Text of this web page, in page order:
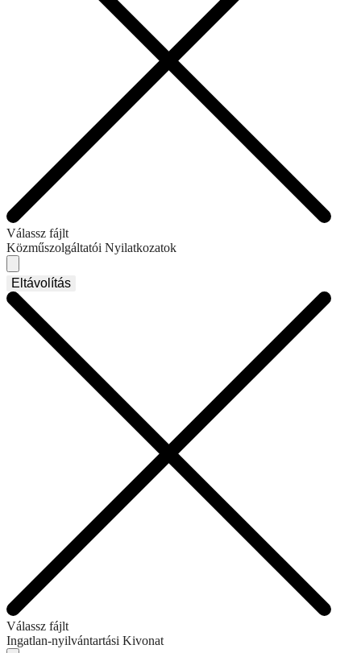
Válassz fájlt
Közműszolgáltatói Nyilatkozatok
Eltávolítás
Válassz fájlt
Ingatlan-nyilvántartási Kivonat